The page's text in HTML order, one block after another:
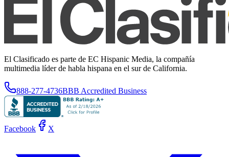
El Clasificado es parte de EC Hispanic Media, la compañía
multimedia líder de habla hispana en el sur de California.
888-277-4736BBB Accredited Business
Facebook X